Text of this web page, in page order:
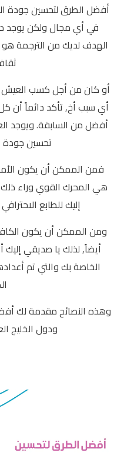
أفضل الطرق لتحسين جودة
في أي مجال ولكن يوجد
الهدف لديك من الترجمة
أو كان من أجل كسب العيش
أي سبب أخ, تأكد دائماً أن
أفضل من السابقة. ويوجد
تحسين جودة
فمن الممكن أن يكون
هي المحرك القوي وراء
إليك للطابع
ومن الممكن أن يكون
أيضاً, لذلك يا صديقي
الخاصة بك والتي تم
وهذه النصائح مقدمة لك
ودول الخليج